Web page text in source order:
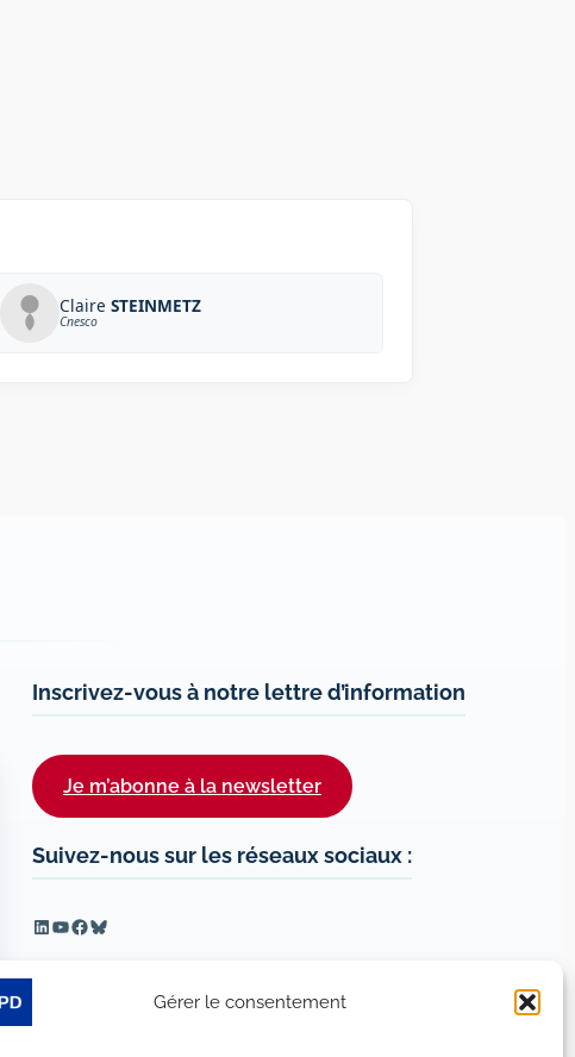
Gérer le consentement
Claire STEINMETZ
Cnesco
Inscrivez-vous à notre lettre d’information
Je m’abonne à la newsletter
Suivez-nous sur les réseaux sociaux :
LinkedIn
YouTube
Facebook
Bluesky